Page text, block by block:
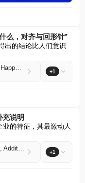
么，对齐与回形针”
出的结论比人们意识
OpenAI Hacks Hugging Face, What Happened, Alignment and Paper Clips +1
说明
的特征，其最激动人
Netflix Earnings, Is Netflix Washed?, Additional Notes +1